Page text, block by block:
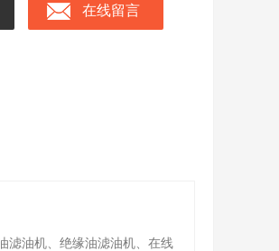
在线留言
滤油机、绝缘油滤油机、在线